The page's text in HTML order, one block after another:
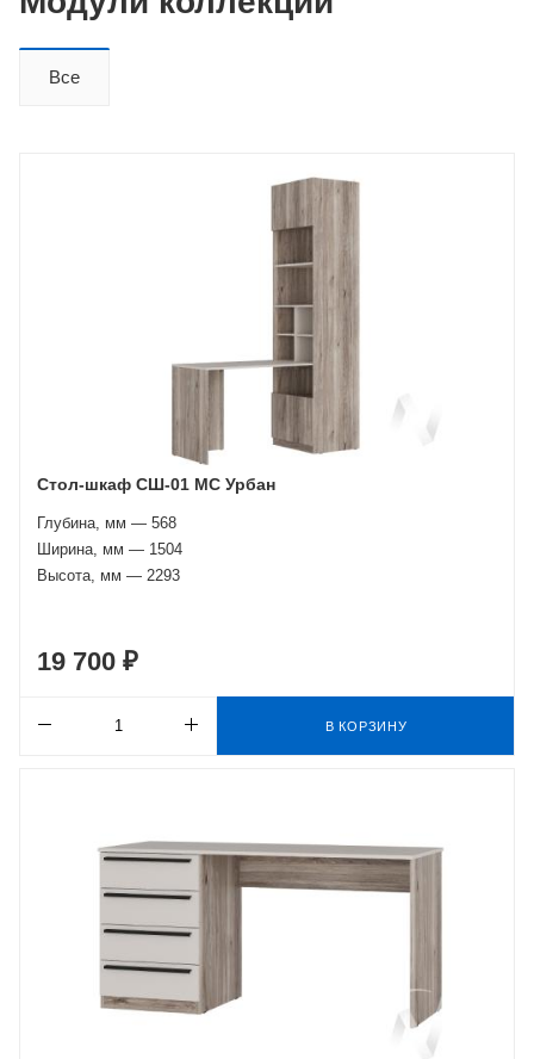
Все
Стол-шкаф СШ-01 МС Урбан
Глубина, мм — 568
Ширина, мм — 1504
Высота, мм — 2293
19 700 ₽
В КОРЗИНУ